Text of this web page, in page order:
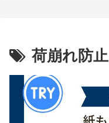
荷崩れ防止